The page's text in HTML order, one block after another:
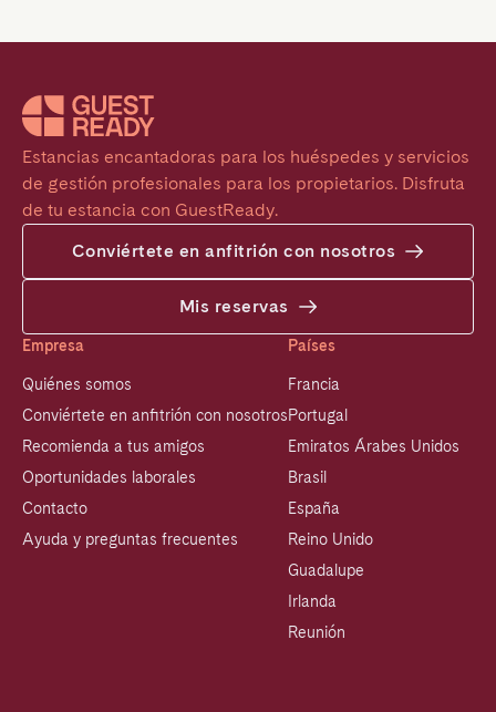
Estancias encantadoras para los huéspedes y servicios
de gestión profesionales para los propietarios. Disfruta
de tu estancia con GuestReady.
Conviértete en anfitrión con nosotros
Mis reservas
Empresa
Quiénes somos
Conviértete en anfitrión con nosotros
Recomienda a tus amigos
Oportunidades laborales
Contacto
Ayuda y preguntas frecuentes
Países
Francia
Portugal
Emiratos Árabes Unidos
Brasil
España
Reino Unido
Guadalupe
Irlanda
Reunión